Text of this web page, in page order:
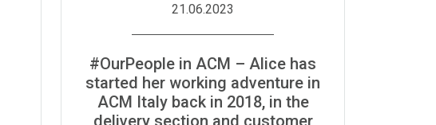
21.06.2023
#OurPeople in ACM – Alice has
started her working adventure in
ACM Italy back in 2018, in the
delivery section and customer